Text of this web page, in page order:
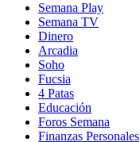
Semana Play
Semana TV
Dinero
Arcadia
Soho
in
new
window
Fucsia
in
new
window
4 Patas
Educación
Foros Semana
Finanzas Personales